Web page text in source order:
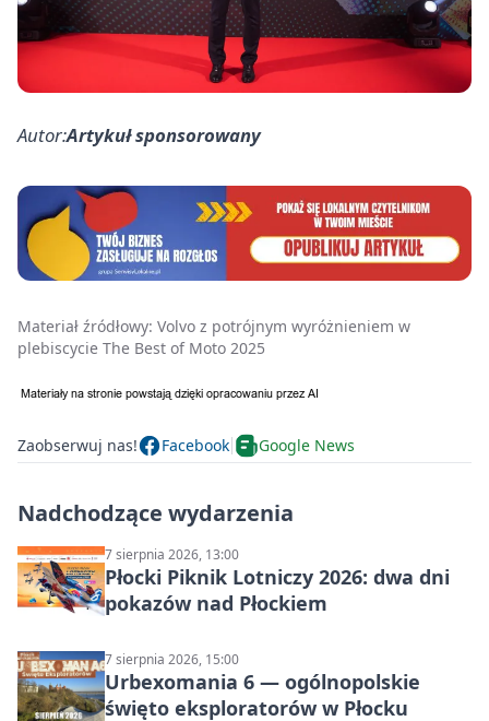
Autor:Artykuł sponsorowany
Materiał źródłowy: Volvo z potrójnym wyróżnieniem w
plebiscycie The Best of Moto 2025
Zaobserwuj nas! Facebook Google News
Nadchodzące wydarzenia
7 sierpnia 2026, 13:00
Płocki Piknik Lotniczy 2026: dwa dni
pokazów nad Płockiem
7 sierpnia 2026, 15:00
Urbexomania 6 — ogólnopolskie
święto eksploratorów w Płocku